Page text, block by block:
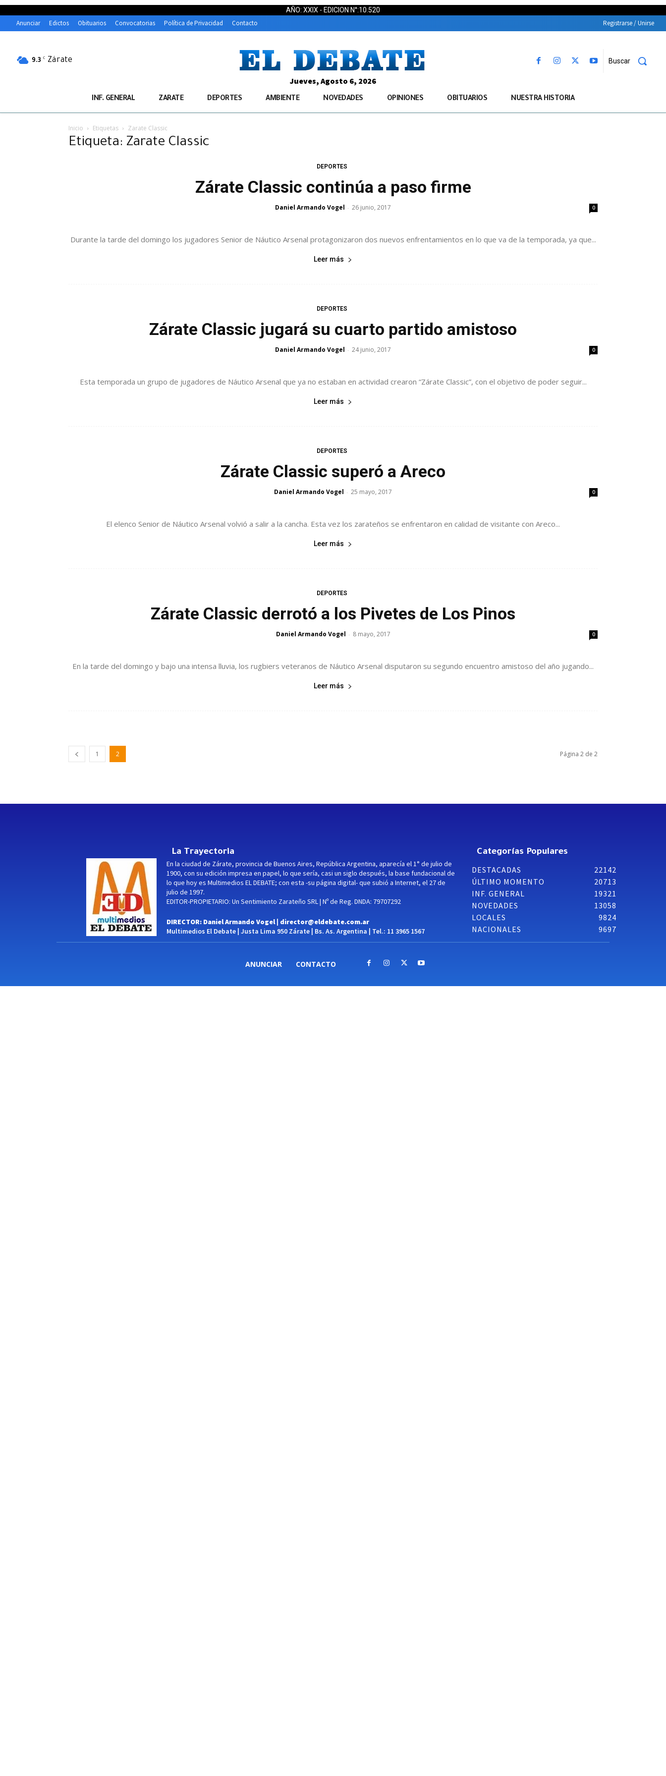
AÑO: XXIX - EDICION N°:10.520
Anunciar Edictos Obituarios Convocatorias Política de Privacidad Contacto Registrarse / Unirse
9.3 C Zárate Buscar
Jueves, Agosto 6, 2026
INF. GENERAL ZARATE DEPORTES AMBIENTE NOVEDADES OPINIONES OBITUARIOS NUESTRA HISTORIA
Inicio Etiquetas Zarate Classic
Etiqueta: Zarate Classic
DEPORTES
Zárate Classic continúa a paso firme
Daniel Armando Vogel - 26 junio, 2017 0
Durante la tarde del domingo los jugadores Senior de Náutico Arsenal protagonizaron dos nuevos enfrentamientos en lo que va de la temporada, ya que...
Leer más
DEPORTES
Zárate Classic jugará su cuarto partido amistoso
Daniel Armando Vogel - 24 junio, 2017 0
Esta temporada un grupo de jugadores de Náutico Arsenal que ya no estaban en actividad crearon “Zárate Classic”, con el objetivo de poder seguir...
Leer más
DEPORTES
Zárate Classic superó a Areco
Daniel Armando Vogel - 25 mayo, 2017 0
El elenco Senior de Náutico Arsenal volvió a salir a la cancha. Esta vez los zarateños se enfrentaron en calidad de visitante con Areco...
Leer más
DEPORTES
Zárate Classic derrotó a los Pivetes de Los Pinos
Daniel Armando Vogel - 8 mayo, 2017 0
En la tarde del domingo y bajo una intensa lluvia, los rugbiers veteranos de Náutico Arsenal disputaron su segundo encuentro amistoso del año jugando...
Leer más
1 2 Página 2 de 2
La Trayectoria
En la ciudad de Zárate, provincia de Buenos Aires, República Argentina, aparecía el 1° de julio de
1900, con su edición impresa en papel, lo que sería, casi un siglo después, la base fundacional de
lo que hoy es Multimedios EL DEBATE; con esta -su página digital- que subió a Internet, el 27 de
julio de 1997.
EDITOR-PROPIETARIO: Un Sentimiento Zarateño SRL | Nº de Reg. DNDA: 79707292
DIRECTOR: Daniel Armando Vogel | director@eldebate.com.ar
Multimedios El Debate | Justa Lima 950 Zárate | Bs. As. Argentina | Tel.: 11 3965 1567
Categorías Populares
DESTACADAS
22142
ÚLTIMO MOMENTO
20713
INF. GENERAL
19321
NOVEDADES
13058
LOCALES
9824
NACIONALES
9697
ANUNCIAR CONTACTO